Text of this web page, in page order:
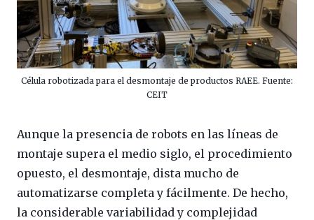
Célula robotizada para el desmontaje de productos RAEE. Fuente:
CEIT
Aunque la presencia de robots en las líneas de
montaje supera el medio siglo, el procedimiento
opuesto, el desmontaje, dista mucho de
automatizarse completa y fácilmente. De hecho,
la considerable variabilidad y complejidad